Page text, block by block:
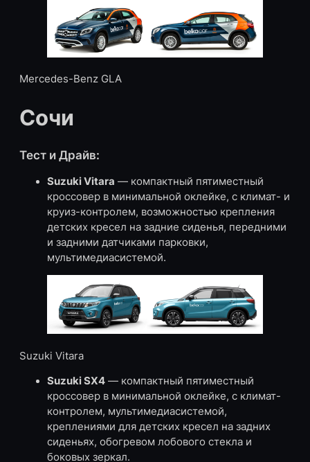
Mercedes-Benz GLA
Сочи
Тест и Драйв:
Suzuki Vitara — компактный пятиместный
кроссовер в минимальной оклейке, с климат- и
круиз-контролем, возможностью крепления
детских кресел на задние сиденья, передними
и задними датчиками парковки,
мультимедиасистемой.
Suzuki Vitara
Suzuki SX4 — компактный пятиместный
кроссовер в минимальной оклейке, с климат-
контролем, мультимедиасистемой,
креплениями для детских кресел на задних
сиденьях, обогревом лобового стекла и
боковых зеркал.